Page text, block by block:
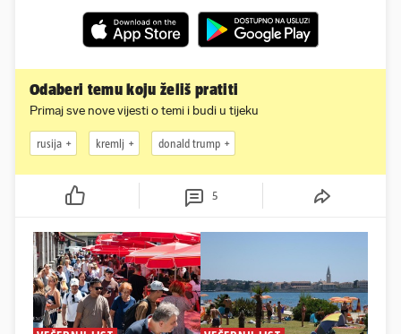
Odaberi temu koju želiš pratiti
Primaj sve nove vijesti o temi i budi u tijeku
rusija kremlj donald trump
5